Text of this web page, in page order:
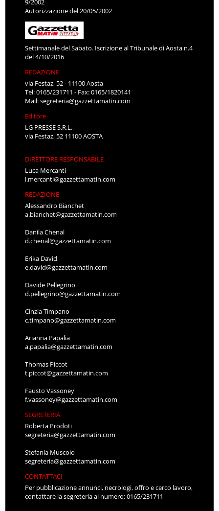
9/2002
Autorizzazione del 20/05/2002
Settimanale del Sabato. Iscrizione al Tribunale di Aosta n.4
del 4/10/2016
REDAZIONE
via Festaz, 52 - 11100 Aosta
Tel: 0165/231711 - Fax: 0165/1820141
Mail:segreteria@gazzettamatin.com
Editore
LG PRESSE S.R.L.
via Festaz, 52 11100 AOSTA
DIRETTORE RESPONSABILE
Luca Mercanti
l.mercanti@gazzettamatin.com
REDAZIONE
Alessandro Bianchet
a.bianchet@gazzettamatin.com
Danila Chenal
d.chenal@gazzettamatin.com
Erika David
e.david@gazzettamatin.com
Davide Pellegrino
d.pellegrino@gazzettamatin.com
Cinzia Timpano
c.timpano@gazzettamatin.com
Arianna Papalia
a.papalia@gazzettamatin.com
Thomas Piccot
t.piccot@gazzettamatin.com
Fausto Vassoney
f.vassoney@gazzettamatin.com
SEGRETERIA
Roberta Prodoti
segreteria@gazzettamatin.com
Stefania Muscolo
segreteria@gazzettamatin.com
CONTATTACI
Per pubblicazione annunci, necrologi, offro e cerco lavoro,
contattare la segreteria al numero: 0165/231711